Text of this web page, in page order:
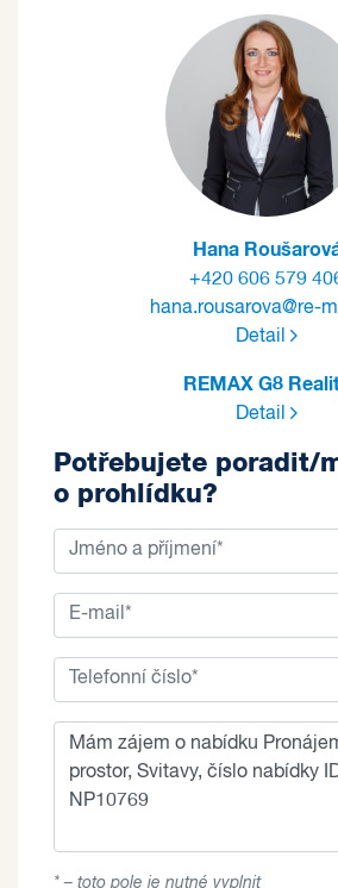
Hana
+420 606 579
hana.rousarova@re-
Detail
REMAX G8
Detail
Potřebujete poradit/
o prohlídku?
* – toto pole je nutné vyplnit